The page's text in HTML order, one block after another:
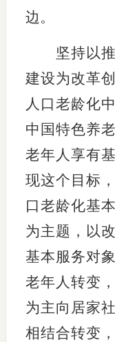
边。
坚持以推
建设为改革
人口老龄化
中国特色养
老年人享有
现这个目标
口老龄化基
为主题，以
基本服务对
老年人转变
为主向居家
相结合转变